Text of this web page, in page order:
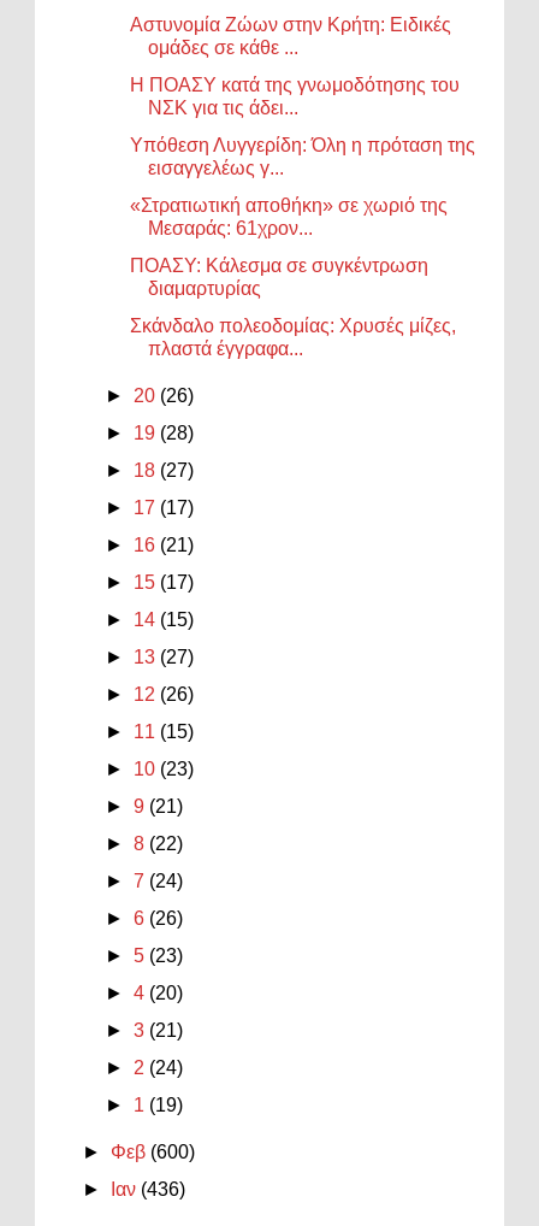
Αστυνομία Ζώων στην Κρήτη: Ειδικές
ομάδες σε κάθε ...
Η ΠΟΑΣΥ κατά της γνωμοδότησης του
ΝΣΚ για τις άδει...
Υπόθεση Λυγγερίδη: Όλη η πρόταση της
εισαγγελέως γ...
«Στρατιωτική αποθήκη» σε χωριό της
Μεσαράς: 61χρον...
ΠΟΑΣΥ: Κάλεσμα σε συγκέντρωση
διαμαρτυρίας
Σκάνδαλο πολεοδομίας: Χρυσές μίζες,
πλαστά έγγραφα...
►20 (26)
► 19 (28)
► 18 (27)
► 17 (17)
► 16 (21)
► 15 (17)
► 14 (15)
► 13 (27)
► 12 (26)
► 11 (15)
► 10 (23)
►9 (21)
►8 (22)
► 7 (24)
►6 (26)
►5 (23)
►4 (20)
►3 (21)
►2 (24)
► 1 (19)
► Φεβ (600)
►
Ιαν (436)